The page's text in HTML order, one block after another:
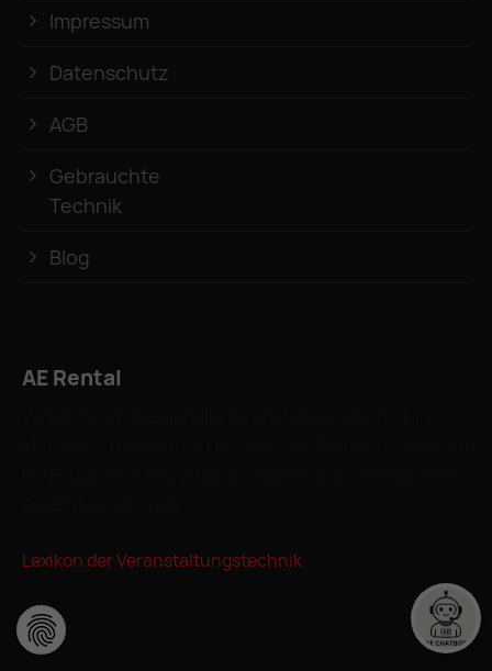
Impressum
Datenschutz
AGB
Gebrauchte
Technik
Blog
AE Rental
Lexikon der Veranstaltungstechnik